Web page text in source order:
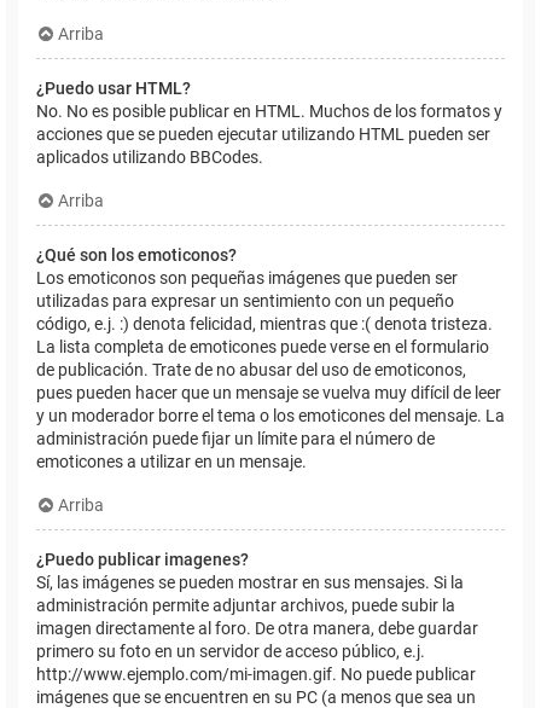
Arriba
¿Puedo usar HTML?
No. No es posible publicar en HTML. Muchos de los formatos y
acciones que se pueden ejecutar utilizando HTML pueden ser
aplicados utilizando BBCodes.
Arriba
¿Qué son los emoticonos?
Los emoticonos son pequeñas imágenes que pueden ser
utilizadas para expresar un sentimiento con un pequeño
código, e.j. :) denota felicidad, mientras que :( denota tristeza.
La lista completa de emoticones puede verse en el formulario
de publicación. Trate de no abusar del uso de emoticonos,
pues pueden hacer que un mensaje se vuelva muy difícil de leer
y un moderador borre el tema o los emoticones del mensaje. La
administración puede fijar un límite para el número de
emoticones a utilizar en un mensaje.
Arriba
¿Puedo publicar imagenes?
Sí, las imágenes se pueden mostrar en sus mensajes. Si la
administración permite adjuntar archivos, puede subir la
imagen directamente al foro. De otra manera, debe guardar
primero su foto en un servidor de acceso público, e.j.
http://www.ejemplo.com/mi-imagen.gif. No puede publicar
imágenes que se encuentren en su PC (a menos que sea un